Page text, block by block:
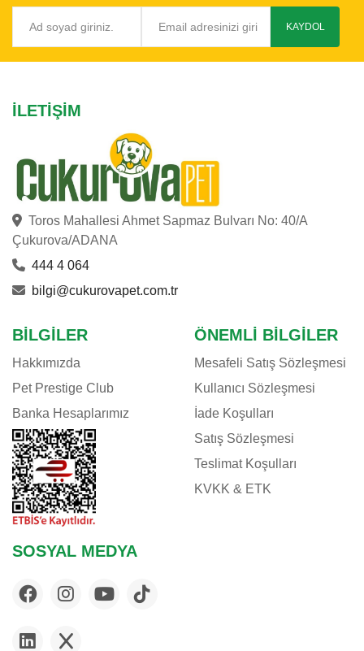
KAYDOL
İLETIŞIM
Toros Mahallesi Ahmet Sapmaz Bulvarı No: 40/A
Çukurova/ADANA
444 4 064
bilgi@cukurovapet.com.tr
BILGILER
Hakkımızda
Pet Prestige Club
Banka Hesaplarımız
ÖNEMLI BILGILER
Mesafeli Satış Sözleşmesi
Kullanıcı Sözleşmesi
İade Koşulları
Satış Sözleşmesi
Teslimat Koşulları
KVKK & ETK
SOSYAL MEDYA